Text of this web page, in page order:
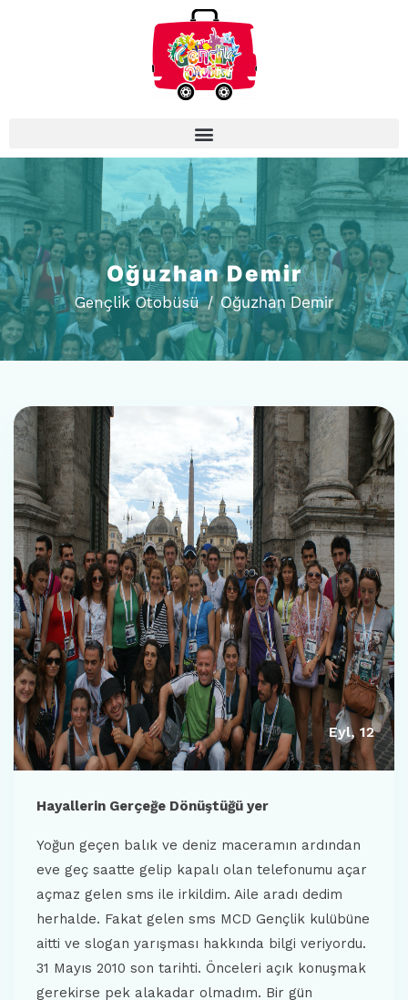
Oğuzhan Demir
Gençlik Otobüsü Oğuzhan Demir
Eyl, 12
Hayallerin Gerçeğe Dönüştüğü yer
Yoğun geçen balık ve deniz maceramın ardından
eve geç saatte gelip kapalı olan telefonumu açar
açmaz gelen sms ile irkildim. Aile aradı dedim
herhalde. Fakat gelen sms MCD Gençlik kulübüne
aitti ve slogan yarışması hakkında bilgi veriyordu.
31 Mayıs 2010 son tarihti. Önceleri açık konuşmak
gerekirse pek alakadar olmadım. Bir gün